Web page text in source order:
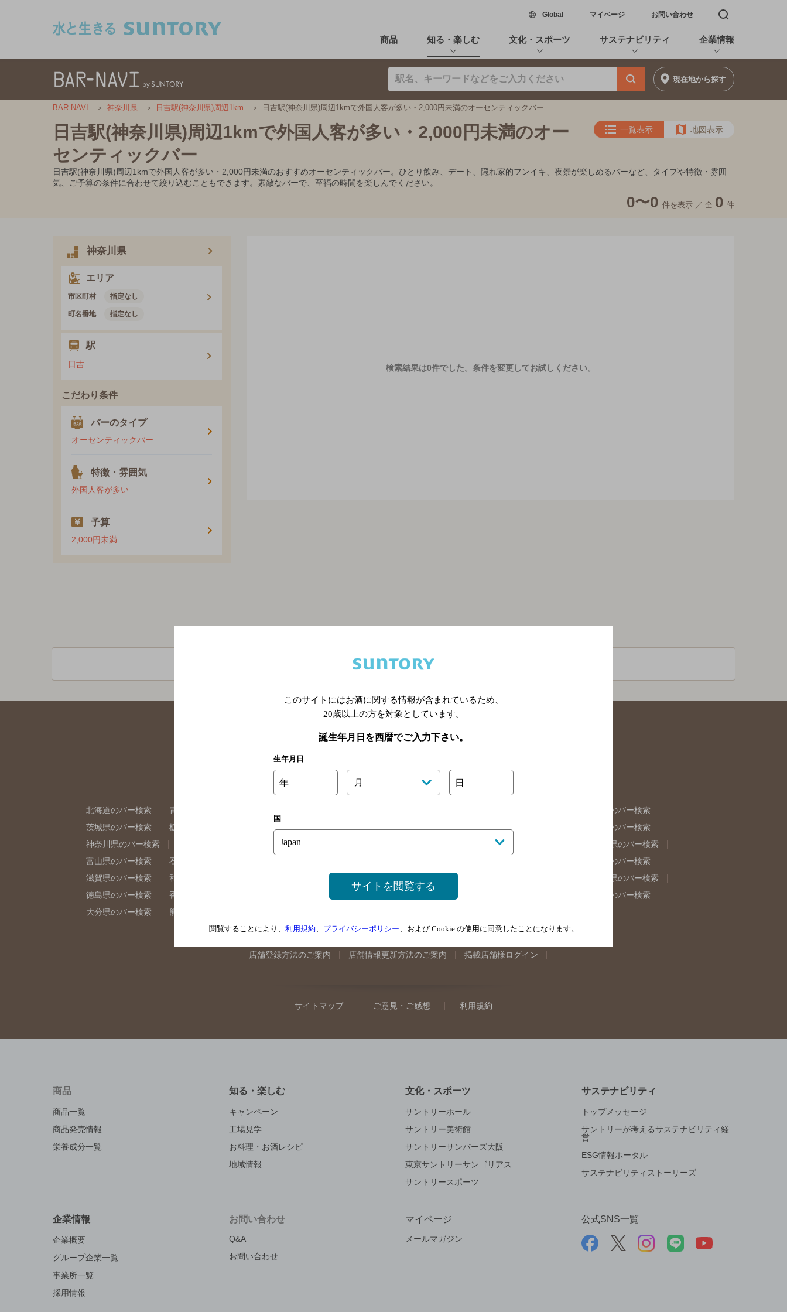
Global新しいウィンドウで開く
マイページ お問い合わせ 検索窓を開く
商品 知る・楽しむ 文化・スポーツ サステナビリティ 企業情報
現在地から探す
BAR-NAVI 神奈川県 日吉駅(神奈川県)周辺1km 日吉駅(神奈川県)周辺1kmで外国人客が多い・2,000円未満のオーセンティックバー
日吉駅(神奈川県)周辺1kmで外国人客が多い・2,000円未満のオー
センティックバー
一覧表示 地図表示
日吉駅(神奈川県)周辺1kmで外国人客が多い・2,000円未満のおすすめオーセンティックバー。ひとり飲み、デート、隠れ家的フンイキ、夜景が楽しめるバーなど、タイプや特徴・雰囲
気、ご予算の条件に合わせて絞り込むこともできます。素敵なバーで、至福の時間を楽しんでください。
0〜0 件を表示 ／ 全 0 件
神奈川県
エリア
市区町村 指定なし
町名番地 指定なし
駅
日吉
こだわり条件
バーのタイプ
オーセンティックバー
特徴・雰囲気
外国人客が多い
予算
2,000円未満
検索結果は0件でした。 条件を変更してお試しください。
関連ページ
北海道のバー検索 青森県のバー検索
福島県のバー検索
茨城県のバー検索
栃木県のバー検索
東京都のバー検索
神奈川県のバー検索
埼玉県のバー検索
岐阜県のバー検索
富山県のバー検索
石川県のバー検索
奈良県のバー検索
滋賀県のバー検索
和歌山県のバー検索 山口県のバー検索
島根県のバー検索
徳島県のバー検索
香川県のバー検索
佐賀県のバー検索
大分県のバー検索
熊本県のバー検索
店舗登録方法のご案内 店舗情報更新方法のご案内 掲載店舗様ログイン
サイトマップ ご意見・ご感想 利用規約
商品
商品一覧
商品発売情報
栄養成分一覧
知る・楽しむ
キャンペーン
工場見学
お料理・お酒レシピ
地域情報
文化・スポーツ
サントリーホール
サントリー美術館
サントリーサンバーズ大阪
東京サントリーサンゴリアス
サントリースポーツ
サステナビリティ
トップメッセージ
サントリーが考えるサステナビリティ経
営
ESG情報ポータル
サステナビリティストーリーズ
企業情報
企業概要
グループ企業一覧
事業所一覧
採用情報
お問い合わせ
Q&A
お問い合わせ
マイページ
メールマガジン
公式SNS一覧
このサイトにはお酒に関する情報が含まれているため、
20歳以上の方を対象としています。
誕生年月日を西暦でご入力下さい。
生年月日
年 月 日
国
サイトを閲覧する
閲覧することにより、 利用規約、 プライバシーポリシー、および Cookie の使用に同意したことになります。